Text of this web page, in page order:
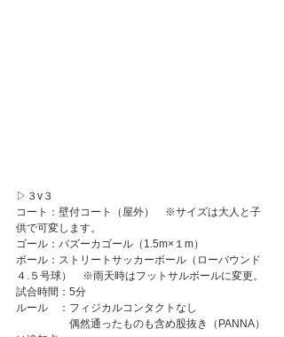
▷３v３
コート：壁付コート（屋外）　※サイズは大人と子
供で可変します。
ゴール：バズーカゴール（1.5m×１m）
ボール：ストリートサッカーボール（ローバウンド
４.５号球）　※雨天時はフットサルボールに変更。
試合時間：5分
ルール　：フィジカルコンタクトなし
偶然通ったものも含め股抜き（PANNA）